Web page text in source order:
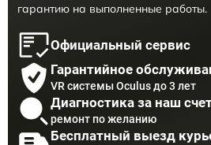
гарантию на выполненные работы.
Официальный сервис
Гарантийное
VR системы Oculus до 3 лет
Диагностика за наш
ремонт по желанию
Бесплатный выезд